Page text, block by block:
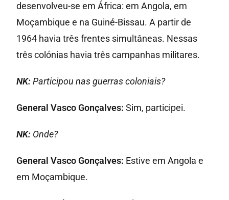
desenvolveu-se em África: em Angola, em
Moçambique e na Guiné-Bissau. A partir de
1964 havia três frentes simultâneas. Nessas
três colónias havia três campanhas militares.
NK:Participou nas guerras coloniais?
General Vasco Gonçalves: Sim, participei.
NK: Onde?
General Vasco Gonçalves: Estive em Angola e
em Moçambique.